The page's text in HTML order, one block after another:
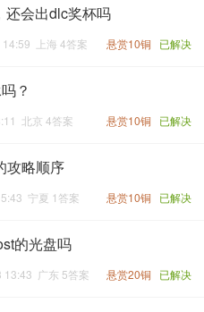
还会出dlc奖杯吗
悬赏10铜 已解决
上海 4答案
？
悬赏10铜 已解决
北京 4答案
攻略顺序
悬赏10铜 已解决
宁夏 1答案
的光盘吗
悬赏20铜 已解决
13:43 广东 5答案